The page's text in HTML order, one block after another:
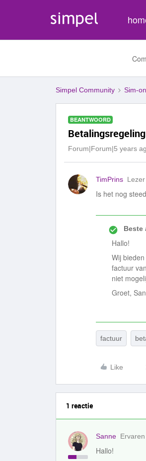
Simpel Community Sim-
BEANTWOORD
Forum|Forum|5 years
TimPrins Lezer
Is het nog
Beste
Hallo!
Wij
factuur
niet
Groet,
factuur
Like
1 reactie
Sanne
Hallo!